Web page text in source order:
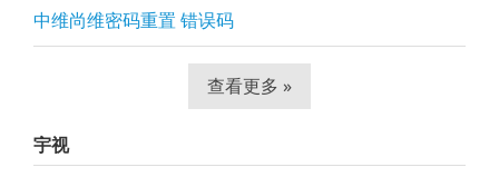
中维尚维密码重置 错误码
查看更多 »
宇视